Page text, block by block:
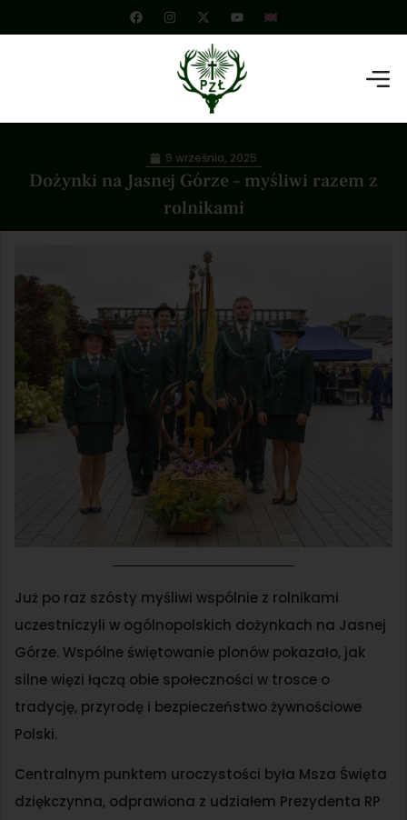
Dożynki na Jasnej Górze – myśliwi razem z
rolnikami
9 września, 2025
Już po raz szósty myśliwi wspólnie z rolnikami
uczestniczyli w ogólnopolskich dożynkach na Jasnej
Górze. Wspólne świętowanie plonów pokazało, jak
silne więzi łączą obie społeczności w trosce o
tradycję, przyrodę i bezpieczeństwo żywnościowe
Polski.
Centralnym punktem uroczystości była Msza Święta
dziękczynna, odprawiona z udziałem Prezydenta RP